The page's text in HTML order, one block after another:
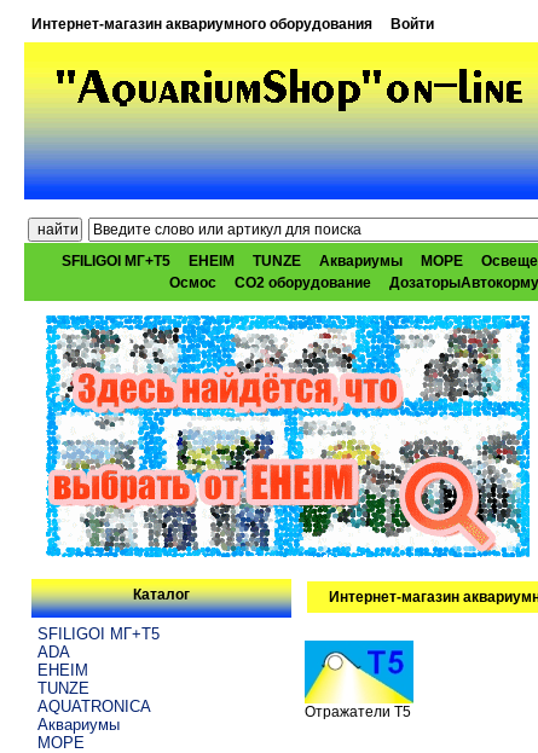
Интернет-магазин аквариумного оборудования Войти
SFILIGOI МГ+Т5 EHEIM TUNZE Аквариумы МОРЕ
Осмос
CO2 оборудование
Каталог
SFILIGOI МГ+Т5
ADA
EHEIM
TUNZE
AQUATRONICA
Аквариумы
МОРЕ
Интернет-магазин
Отражатели T5